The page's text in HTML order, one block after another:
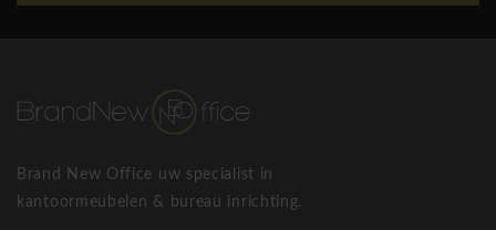
Brand New Office uw specialist in
kantoormeubelen & bureau inrichting.